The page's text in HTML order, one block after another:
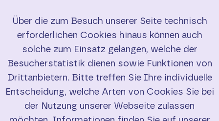
Eifel
Sie sind hier:RadBusse > Eifel > EifelLux (460)
Über die zum Besuch unserer Seite technisch
erforderlichen Cookies hinaus können auch
solche zum Einsatz gelangen, welche der
Besucherstatistik dienen sowie Funktionen von
Drittanbietern. Bitte treffen Sie Ihre individuelle
Entscheidung, welche Arten von Cookies Sie bei
der Nutzung unserer Webseite zulassen